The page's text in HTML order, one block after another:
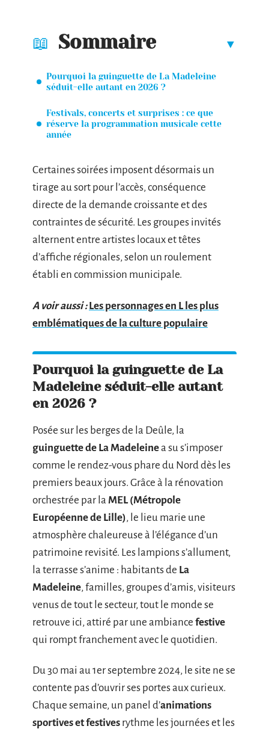
Sommaire
Pourquoi la guinguette de La Madeleine
séduit-elle autant en 2026 ?
Festivals, concerts et surprises : ce que
réserve la programmation musicale cette
année
Certaines soirées imposent désormais un
tirage au sort pour l’accès, conséquence
directe de la demande croissante et des
contraintes de sécurité. Les groupes invités
alternent entre artistes locaux et têtes
d’affiche régionales, selon un roulement
établi en commission municipale.
A voir aussi : Les personnages en L les plus
emblématiques de la culture populaire
Pourquoi la guinguette de La
Madeleine séduit-elle autant
en 2026 ?
Posée sur les berges de la Deûle, la
guinguette de La Madeleinea su s’imposer
comme le rendez-vous phare du Nord dès les
premiers beaux jours. Grâce à la rénovation
orchestrée par la MEL (Métropole
Européenne de Lille), le lieu marie une
atmosphère chaleureuse à l’élégance d’un
patrimoine revisité. Les lampions s’allument,
la terrasse s’anime : habitants de La
Madeleine, familles, groupes d’amis, visiteurs
venus de tout le secteur, tout le monde se
retrouve ici, attiré par une ambiance festive
qui rompt franchement avec le quotidien.
Du 30 mai au 1er septembre 2024, le site ne se
contente pas d’ouvrir ses portes aux curieux.
Chaque semaine, un panel d’animations
sportives et festives rythme les journées et les